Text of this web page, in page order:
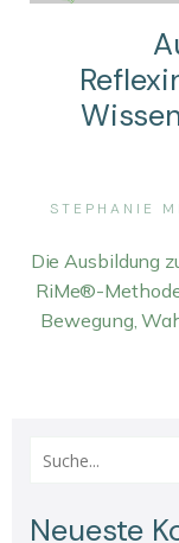
STEPHANIE
Die Ausbildung
RiMe®-
Bewegung,
Neueste